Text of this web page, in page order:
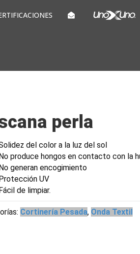
perla
del color a la luz del sol
produce hongos en contacto con la
generan encogimiento
UV
de limpiar.
Cortinería Pesada, Onda Textil